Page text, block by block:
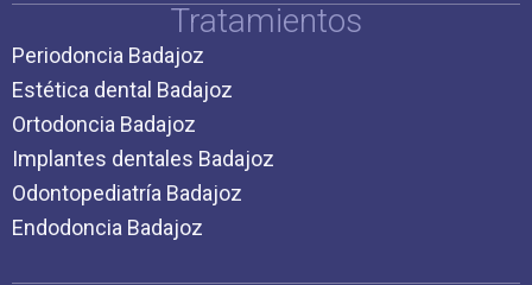
Tratamientos
Periodoncia Badajoz
Estética dental Badajoz
Ortodoncia Badajoz
Implantes dentales Badajoz
Odontopediatría Badajoz
Endodoncia Badajoz